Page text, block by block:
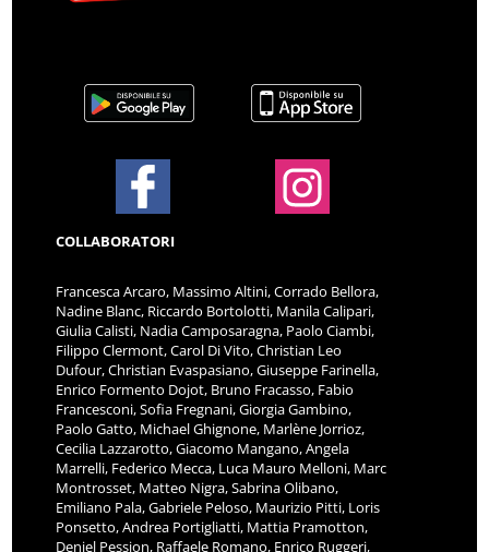
COLLABORATORI
Francesca Arcaro, Massimo Altini, Corrado Bellora,
Nadine Blanc, Riccardo Bortolotti, Manila Calipari,
Giulia Calisti, Nadia Camposaragna, Paolo Ciambi,
Filippo Clermont, Carol Di Vito, Christian Leo
Dufour, Christian Evaspasiano, Giuseppe Farinella,
Enrico Formento Dojot, Bruno Fracasso, Fabio
Francesconi, Sofia Fregnani, Giorgia Gambino,
Paolo Gatto, Michael Ghignone, Marlène Jorrioz,
Cecilia Lazzarotto, Giacomo Mangano, Angela
Marrelli, Federico Mecca, Luca Mauro Melloni, Marc
Montrosset, Matteo Nigra, Sabrina Olibano,
Emiliano Pala, Gabriele Peloso, Maurizio Pitti, Loris
Ponsetto, Andrea Portigliatti, Mattia Pramotton,
Deniel Pession, Raffaele Romano, Enrico Ruggeri,